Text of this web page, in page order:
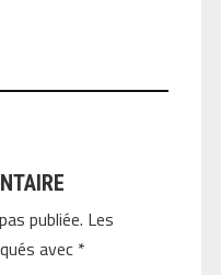
publiée. Les
avec *